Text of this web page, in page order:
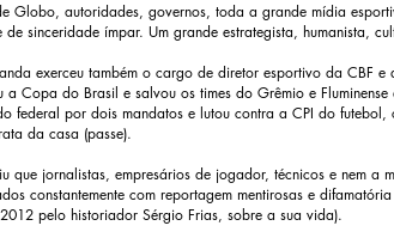
Globo, autoridades, governos, toda a grande mídia
sinceridade ímpar. Um grande estrategista, humanista,
exerceu também o cargo de diretor esportivo da CBF
Copa do Brasil e salvou os times do Grêmio e
federal por dois mandatos e lutou contra a CPI do
da casa (passe).
que jornalistas, empresários de jogador, técnicos e nem
constantemente com reportagem mentirosas e
pelo historiador Sérgio Frias, sobre a sua vida).